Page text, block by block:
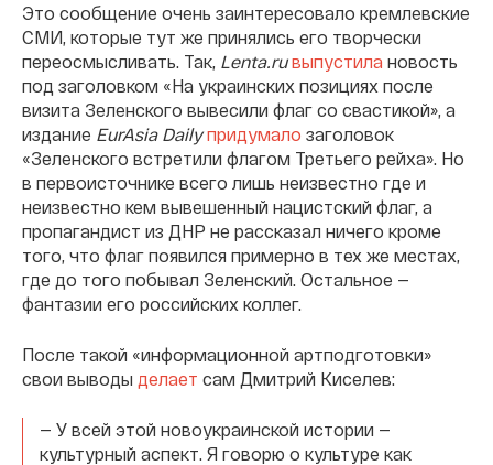
Это сообщение очень заинтересовало кремлевские
СМИ, которые тут же принялись его творчески
переосмысливать. Так, Lenta.ruвыпустила новость
под заголовком «На украинских позициях после
визита Зеленского вывесили флаг со свастикой», а
издание EurAsia Daily придумало заголовок
«Зеленского встретили флагом Третьего рейха». Но
в первоисточнике всего лишь неизвестно где и
неизвестно кем вывешенный нацистский флаг, а
пропагандист из ДНР не рассказал ничего кроме
того, что флаг появился примерно в тех же местах,
где до того побывал Зеленский. Остальное —
фантазии его российских коллег.
После такой «информационной артподготовки»
свои выводы делает сам Дмитрий Киселев:
— У всей этой новоукраинской истории —
культурный аспект. Я говорю о культуре как